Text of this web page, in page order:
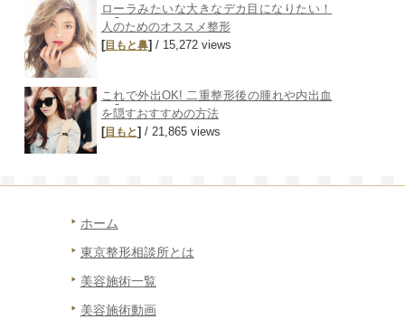
ローラみたいな大きなデカ目になりたい！
人のためのオススメ整形
[目もと鼻]/ 15,272 views
これで外出OK! 二重整形後の腫れや内出血
を隠すおすすめの方法
[目もと]/ 21,865 views
ホーム
東京整形相談所とは
美容施術一覧
美容施術動画